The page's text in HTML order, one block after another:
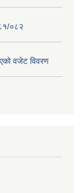
०८२
वजेट विवरण